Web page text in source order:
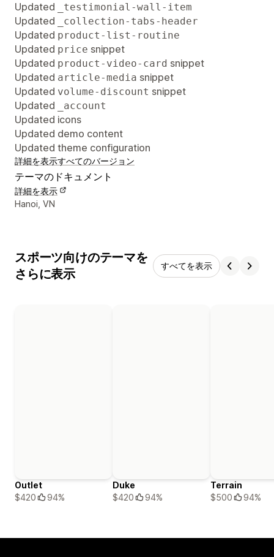
Updated
_testimonial-wall-item
Updated _collection-tabs-header
Updated product-list-routine
Updated price snippet
Updated product-video-card snippet
Updated article-media snippet
Updated volume-discount snippet
Updated
_account
Updated icons
Updated demo content
Updated theme configuration
詳細を表示すべてのバージョン
テーマのドキュメント
詳細を表示
デザイナーの連絡先情報
Hanoi, VN
スポーツ向けのテーマを
さらに表示
すべてを表示
Outlet
$420
94%
Duke
$420
94%
Terrain
$500
94%